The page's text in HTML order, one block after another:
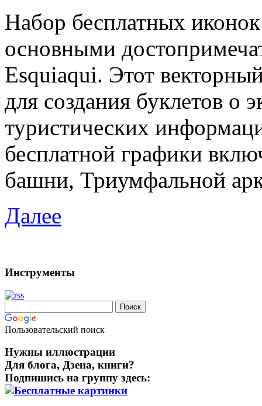
Набор бесплатных
основными
Esquiaqui. Этот
для создания буклетов о
туристических
бесплатной графики
башни, Триумфальной
Далее
Инструменты
Пользовательский поиск
Нужны иллюстрации
Для блога, Дзена, книги?
Подпишись на группу здесь: